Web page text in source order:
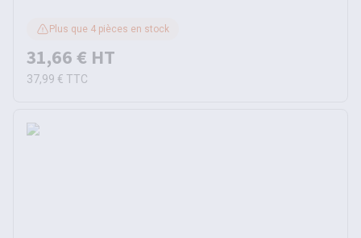
Plus que 4 pièces en stock
31,66 € HT
37,99 € TTC